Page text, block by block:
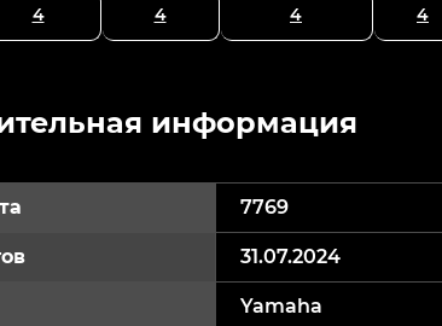
4 4 4 4
информация
7769
31.07.2024
Yamaha